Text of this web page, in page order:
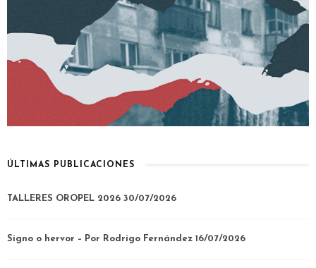
ÚLTIMAS PUBLICACIONES
TALLERES OROPEL 2026 30/07/2026
Signo o hervor – Por Rodrigo Fernández 16/07/2026